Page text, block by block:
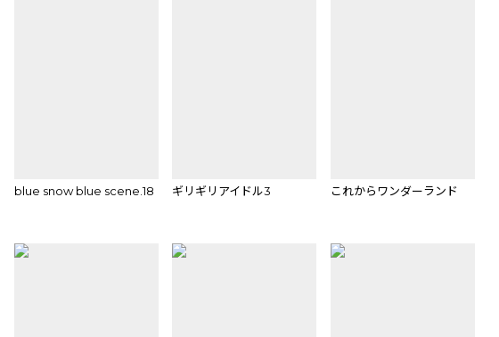
blue snow blue scene.18 ギリギリアイドル3 これからワンダーランド